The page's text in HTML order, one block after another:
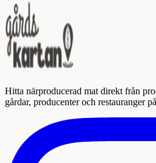
Hitta närproducerad mat direkt från
gårdar, producenter och restauranger